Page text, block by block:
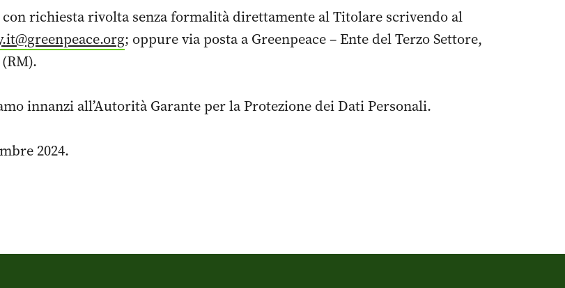
richiesta rivolta senza formalità direttamente al Titolare scrivendo al
; oppure via posta a Greenpeace – Ente del Terzo Settore,
innanzi all’Autorità Garante per la Protezione dei Dati Personali.
2024.